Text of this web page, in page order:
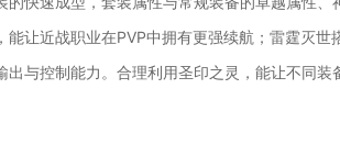
能让近战职业在PVP中拥有更强续航；雷霆灭
出与控制能力。合理利用圣印之灵，能让不同